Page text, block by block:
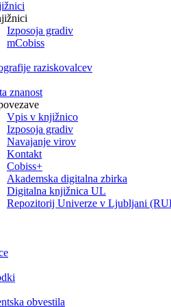
Izposoja gradiv
mCobiss
raziskovalcev
znanost
Vpis v knjižnico
Izposoja gradiv
Navajanje virov
Kontakt
Cobiss+
Akademska digitalna zbirka
Digitalna knjižnica UL
Repozitorij Univerze v Ljubljani
obvestila